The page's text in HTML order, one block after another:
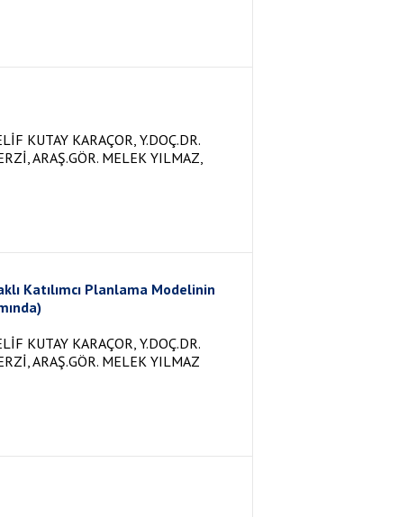
KUTAY KARAÇOR, Y.DOÇ.DR.
ARAŞ.GÖR. MELEK YILMAZ,
Katılımcı Planlama Modelinin
KUTAY KARAÇOR, Y.DOÇ.DR.
ARAŞ.GÖR. MELEK YILMAZ